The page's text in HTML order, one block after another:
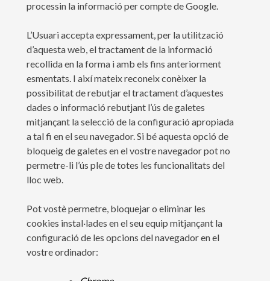
processin la informació per compte de Google.
L’Usuari accepta expressament, per la utilització
d’aquesta web, el tractament de la informació
recollida en la forma i amb els fins anteriorment
esmentats. I així mateix reconeix conèixer la
possibilitat de rebutjar el tractament d’aquestes
dades o informació rebutjant l’ús de galetes
mitjançant la selecció de la configuració apropiada
a tal fi en el seu navegador. Si bé aquesta opció de
bloqueig de galetes en el vostre navegador pot no
permetre-li l’ús ple de totes les funcionalitats del
lloc web.
Pot vostè permetre, bloquejar o eliminar les
cookies instal·lades en el seu equip mitjançant la
configuració de les opcions del navegador en el
vostre ordinador: